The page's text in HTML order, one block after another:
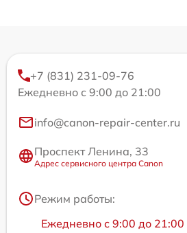
+7 (831) 231-09-76
Ежедневно с 9:00 до 21:00
info@canon-repair-center.ru
Проспект Ленина, 33
Адрес сервисного центра Canon
Режим работы:
Ежедневно с 9:00 до 21:00